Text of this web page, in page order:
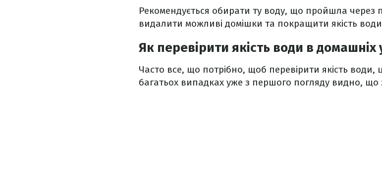
Рекомендується обирати ту воду, що пройшла через
видалити можливі домішки та покращити якість
Як перевірити якість води в домашніх
Часто все, що потрібно, щоб перевірити якість води,
багатьох випадках уже з першого погляду видно,